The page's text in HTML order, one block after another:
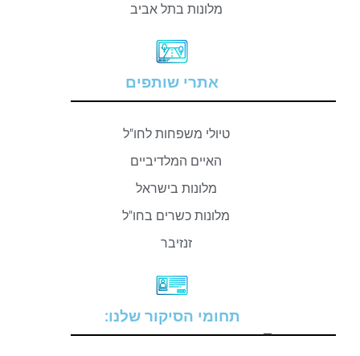
מלונות בתל אביב
אתרי שותפים
טיולי משפחות לחו"ל
האיים המלדיביים
מלונות בישראל
מלונות כשרים בחו"ל
זנזיבר
תחומי הסיקור שלנו:
–